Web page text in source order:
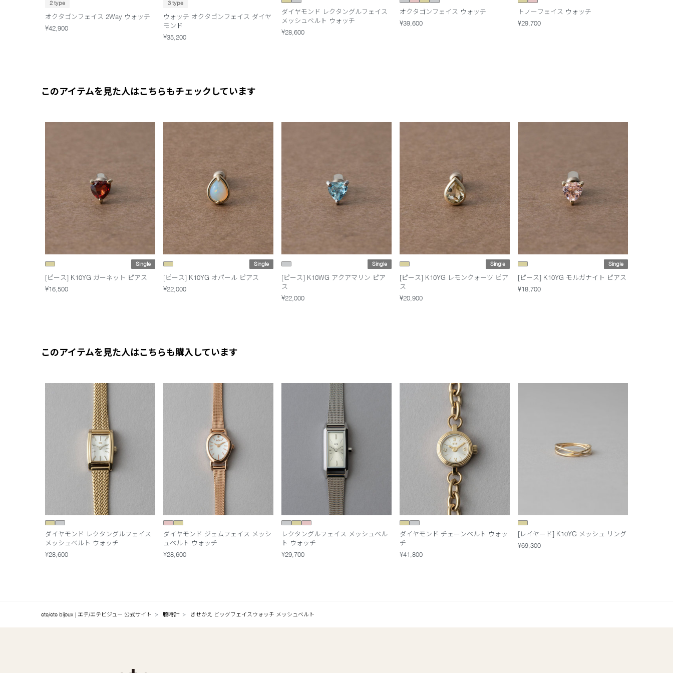
2 type
オクタゴンフェイス 2Way ウォッチ
¥42,900
3 type
ウォッチ オクタゴンフェイス ダイヤ
モンド
¥35,200
ダイヤモンド レクタングルフェイス
メッシュベルト ウォッチ
¥28,600
オクタゴンフェイス ウォッチ
¥39,600
トノーフェイス ウォッチ
¥29,700
このアイテムを見た人はこちらもチェックしています
Single
[ピース] K10YG ガーネット ピアス
¥16,500
Single
[ピース] K10YG オパール ピアス
¥22,000
Single
[ピース] K10WG アクアマリン ピア
ス
¥22,000
Single
[ピース] K10YG レモンクォーツ ピア
ス
¥20,900
Single
[ピース] K10YG モルガナイト ピアス
¥18,700
このアイテムを見た人はこちらも購入しています
ダイヤモンド レクタングルフェイス
メッシュベルト ウォッチ
¥28,600
ダイヤモンド ジェムフェイス メッシ
ュベルト ウォッチ
¥28,600
レクタングルフェイス メッシュベル
ト ウォッチ
¥29,700
ダイヤモンド チェーンベルト ウォッ
チ
¥41,800
[レイヤード] K10YG メッシュ リング
¥69,300
ete/ete bijoux | エテ/エテビジュー 公式サイト 腕時計 きせかえ ビッグフェイスウォッチ メッシュベルト